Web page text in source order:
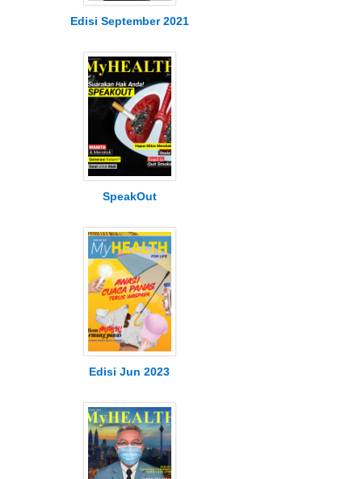
Edisi September 2021
SpeakOut
Edisi Jun 2023